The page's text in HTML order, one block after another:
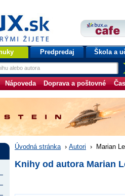
Predpredaj Škola a
Nápoveda Doprava a poštovné
Úvodná stránka › Autori › Marian
Knihy od autora Marian